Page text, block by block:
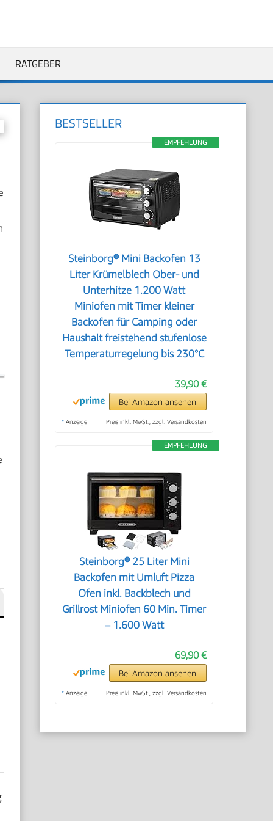
RATGEBER
BESTSELLER
EMPFEHLUNG
Steinborg® Mini Backofen 13
Liter Krümelblech Ober- und
Unterhitze 1.200 Watt
Miniofen mit Timer kleiner
Backofen für Camping oder
Haushalt freistehend stufenlose
Temperaturregelung bis 230°C
39,90 €
Bei Amazon ansehen
* Anzeige Preis inkl. MwSt., zzgl. Versandkosten
EMPFEHLUNG
Steinborg® 25 Liter Mini
Backofen mit Umluft Pizza
Ofen inkl. Backblech und
Grillrost Miniofen 60 Min. Timer
– 1.600 Watt
69,90 €
Bei Amazon ansehen
* Anzeige Preis inkl. MwSt., zzgl. Versandkosten